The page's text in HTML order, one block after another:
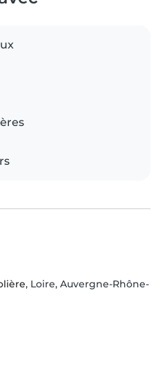
, Loire, Auvergne-Rhône-